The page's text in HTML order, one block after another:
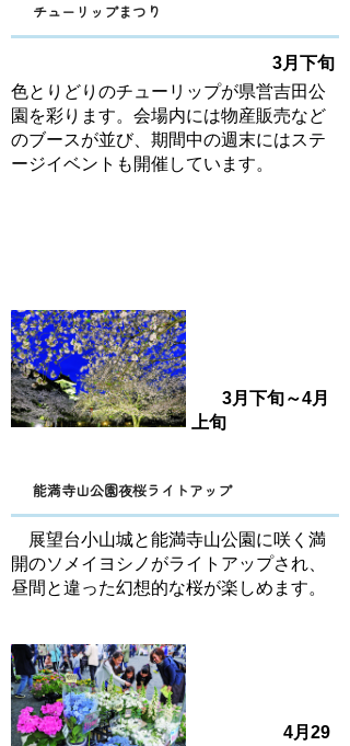
チューリップまつり
3月下旬
色とりどりのチューリップが県営吉田公
園を彩ります。会場内には物産販売など
のブースが並び、期間中の週末にはステ
ージイベントも開催しています。
能満寺山公園夜桜ライトアップ
3月下旬～4月
上旬
展望台小山城と能満寺山公園に咲く満
開のソメイヨシノがライトアップされ、
昼間と違った幻想的な桜が楽しめます。
4月29